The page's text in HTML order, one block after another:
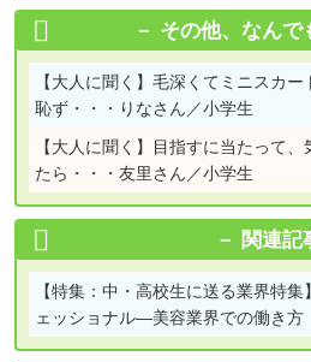
その他、なんで
【大人に聞く】 毛深くてミニスカー
恥ず・・・りなさん／小学生
【大人に聞く】
目指すに当たって、
たら・・・友里さん／小学生
関連記
【特集：中・高校生に送る業界特集】
ェッショナル―美容業界での働き方